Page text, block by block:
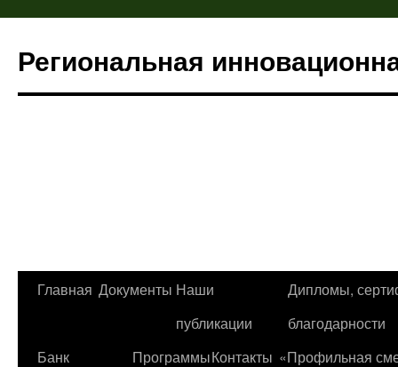
Региональная
Перейти
содержимому
Главная Документы Наши
публикации
Дипломы,
благодарности
Банк
ПрограммыКонтакты «Профильная